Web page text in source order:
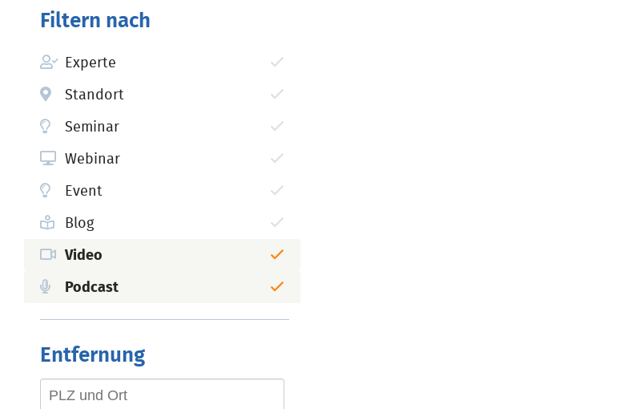
Filtern nach
Experte
Standort
Seminar
Webinar
Event
Blog
Video
Podcast
Entfernung